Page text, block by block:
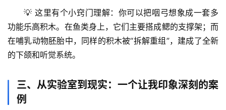
表
自
万
物
💡 这里有个小窍门理解：你可以把咽弓想象成一套多
功能乐高积木。在鱼类身上，它们主要搭成鳃的支撑架；而
在哺乳动物胚胎中，同样的积木被“拆解重组”，建成了全新
的下颌和听觉系统。
三、从实验室到现实：一个让我印象深刻的案
例